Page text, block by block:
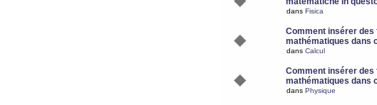
dans Fisica
Comment insérer des
mathématiques dans
dans Calcul
Comment insérer des
mathématiques dans
dans Physique